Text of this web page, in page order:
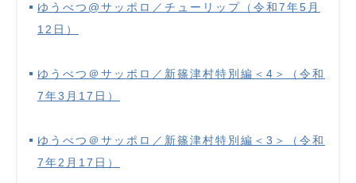
ゆうべつ@サッポロ／チューリップ（令和7年5月
12日）
ゆうべつ＠サッポロ／新篠津村特別編＜4＞（令和
7年3月17日）
ゆうべつ＠サッポロ／新篠津村特別編＜3＞（令和
7年2月17日）